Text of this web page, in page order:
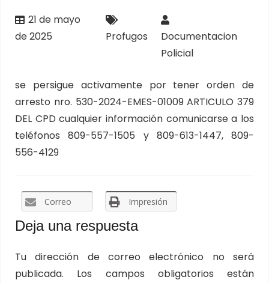
21 de mayo
de 2025
Profugos
Documentacion
Policial
se persigue activamente por tener orden de
arresto nro. 530-2024-EMES-01009 ARTICULO 379
DEL CPD cualquier información comunicarse a los
teléfonos 809-557-1505 y 809-613-1447, 809-
556-4129
Correo Impresión
Deja una respuesta
Tu dirección de correo electrónico no será
publicada.
Los campos obligatorios están